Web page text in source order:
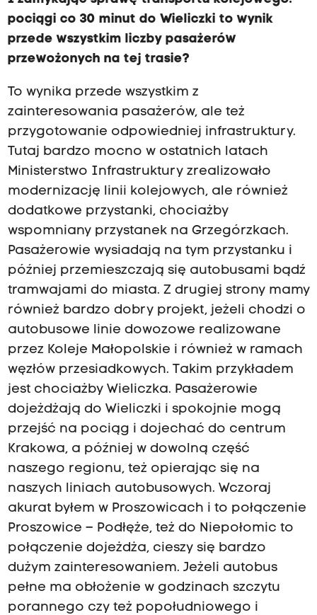
pociągi co 30 minut do Wieliczki to wynik
przede wszystkim liczby pasażerów
przewożonych na tej trasie?
To wynika przede wszystkim z
zainteresowania pasażerów, ale też
przygotowanie odpowiedniej infrastruktury.
Tutaj bardzo mocno w ostatnich latach
Ministerstwo Infrastruktury zrealizowało
modernizację linii kolejowych, ale również
dodatkowe przystanki, chociażby
wspomniany przystanek na Grzegórzkach.
Pasażerowie wysiadają na tym przystanku i
później przemieszczają się autobusami bądź
tramwajami do miasta. Z drugiej strony mamy
również bardzo dobry projekt, jeżeli chodzi o
autobusowe linie dowozowe realizowane
przez Koleje Małopolskie i również w ramach
węzłów przesiadkowych. Takim przykładem
jest chociażby Wieliczka. Pasażerowie
dojeżdżają do Wieliczki i spokojnie mogą
przejść na pociąg i dojechać do centrum
Krakowa, a później w dowolną część
naszego regionu, też opierając się na
naszych liniach autobusowych. Wczoraj
akurat byłem w Proszowicach i to połączenie
Proszowice – Podłęże, też do Niepołomic to
połączenie dojeżdża, cieszy się bardzo
dużym zainteresowaniem. Jeżeli autobus
pełne ma obłożenie w godzinach szczytu
porannego czy też popołudniowego i